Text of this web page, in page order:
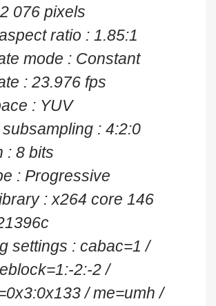
076 pixels
ratio : 1.85:1
mode : Constant
: 23.976 fps
: YUV
: 4:2:0
: 8 bits
: Progressive
: x264 core 146
settings : cabac=1 /
2:-2 /
/ me=umh /